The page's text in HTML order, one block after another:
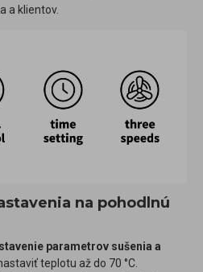
a klientov.
na pohodlnú
parametrov sušenia a
teplotu až do 70 °C.